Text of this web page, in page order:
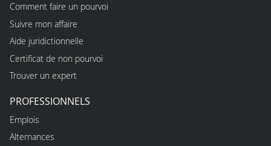
Comment faire un pourvoi
Suivre mon affaire
Aide juridictionnelle
Certificat de non pourvoi
Trouver un expert
PROFESSIONNELS
Emplois
Alternances